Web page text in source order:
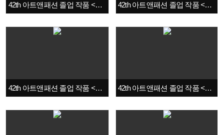
42th 아트앤패션 졸업 작품 <Grotesque> 42th 아트앤패션 졸업 작품 <Metaverse>
42th 아트앤패션 졸업 작품 <Soft Utility> 42th 아트앤패션 졸업 작품 <Grunge>